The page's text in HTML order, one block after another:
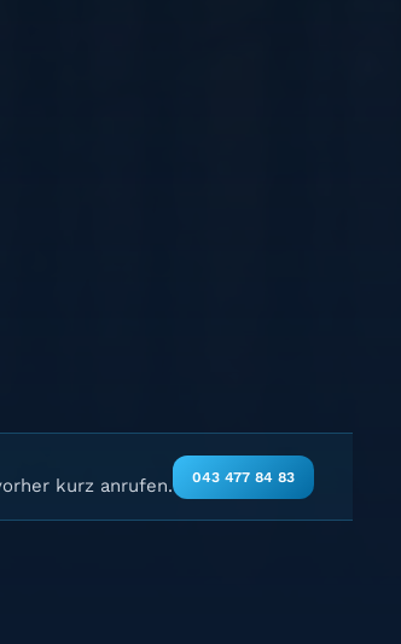
kurz anrufen. 043 477 84 83